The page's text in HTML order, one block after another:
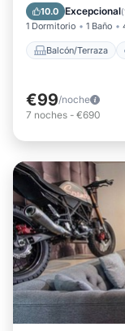
10.0 Excepcional(
1 Dormitorio 1 Baño
Balcón/Terraza
Cocina
€99/noche
7 noches - €690